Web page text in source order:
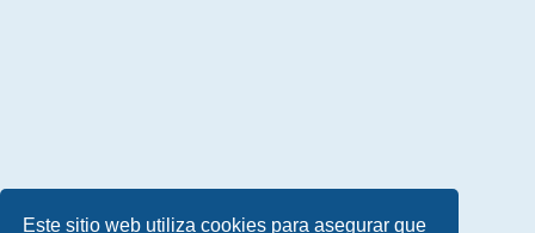
Este sitio web utiliza cookies para asegurar que